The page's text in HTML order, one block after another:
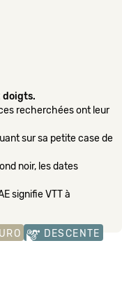
doigts.
recherchées ont leur
sur sa petite case de
noir, les dates
signifie VTT à
DESCENTE